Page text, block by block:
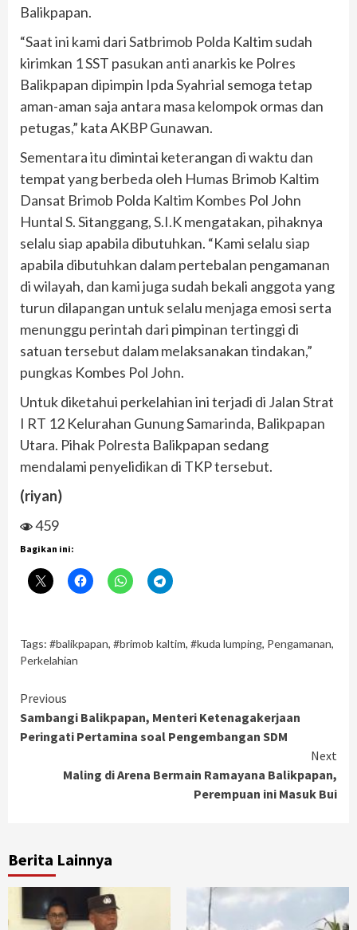
Balikpapan.
“Saat ini kami dari Satbrimob Polda Kaltim sudah
kirimkan 1 SST pasukan anti anarkis ke Polres
Balikpapan dipimpin Ipda Syahrial semoga tetap
aman-aman saja antara masa kelompok ormas dan
petugas,” kata AKBP Gunawan.
Sementara itu dimintai keterangan di waktu dan
tempat yang berbeda oleh Humas Brimob Kaltim
Dansat Brimob Polda Kaltim Kombes Pol John
Huntal S. Sitanggang, S.I.K mengatakan, pihaknya
selalu siap apabila dibutuhkan. “Kami selalu siap
apabila dibutuhkan dalam pertebalan pengamanan
di wilayah, dan kami juga sudah bekali anggota yang
turun dilapangan untuk selalu menjaga emosi serta
menunggu perintah dari pimpinan tertinggi di
satuan tersebut dalam melaksanakan tindakan,”
pungkas Kombes Pol John.
Untuk diketahui perkelahian ini terjadi di Jalan Strat
I RT 12 Kelurahan Gunung Samarinda, Balikpapan
Utara. Pihak Polresta Balikpapan sedang
mendalami penyelidikan di TKP tersebut.
(riyan)
459
Bagikan ini:
Tags: #balikpapan, #brimob kaltim, #kuda lumping, Pengamanan,
Perkelahian
Continue
Reading
Previous
Sambangi Balikpapan, Menteri Ketenagakerjaan
Peringati Pertamina soal Pengembangan SDM
Next
Maling di Arena Bermain Ramayana Balikpapan,
Perempuan ini Masuk Bui
Berita Lainnya